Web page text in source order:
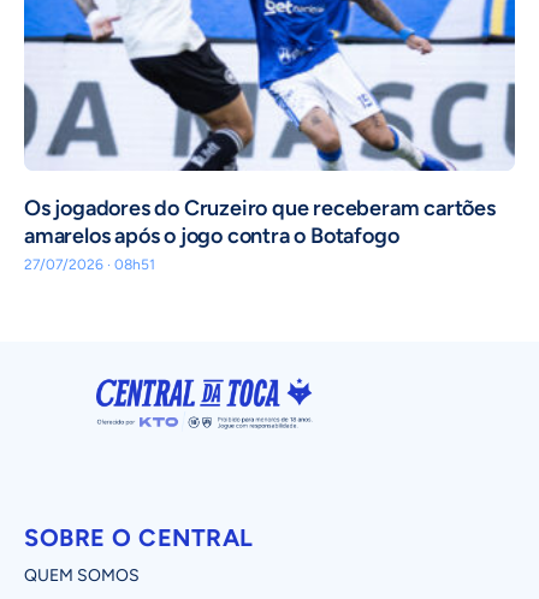
Os jogadores do Cruzeiro que receberam cartões
amarelos após o jogo contra o Botafogo
27/07/2026 · 08h51
SOBRE O CENTRAL
QUEM SOMOS